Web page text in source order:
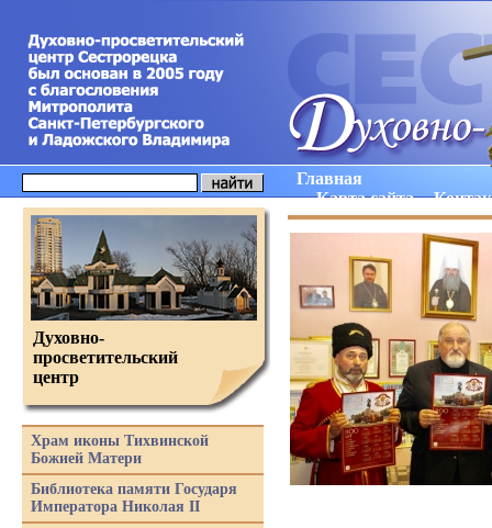
Главная
Карта сайта
Духовно-
просветительский
центр
Храм иконы Тихвинской
Божией Матери
Библиотека памяти Государя
Императора Николая II